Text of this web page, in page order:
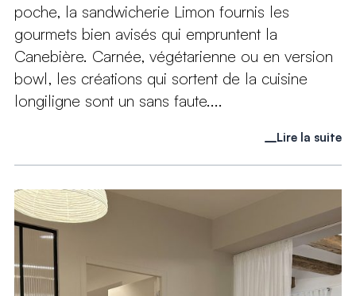
poche, la sandwicherie Limon fournis les
gourmets bien avisés qui empruntent la
Canebière. Carnée, végétarienne ou en version
bowl, les créations qui sortent de la cuisine
longiligne sont un sans faute....
Lire la suite